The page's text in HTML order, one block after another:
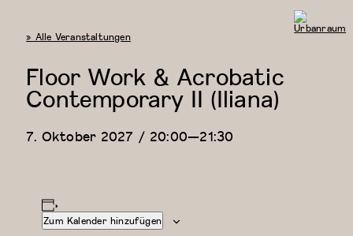
« Alle Veranstaltungen
Floor Work & Acrobatic
Contemporary II (Iliana)
7. Oktober 2027 / 20:00—21:30
Zum Kalender hinzufügen